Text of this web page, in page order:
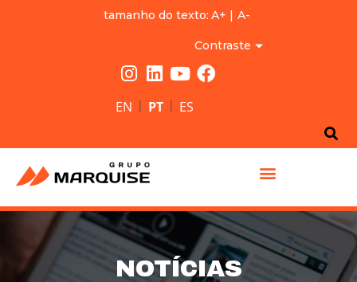
tamanho do texto: A+ | A-
Contraste
EN | PT | ES
NOTÍCIAS